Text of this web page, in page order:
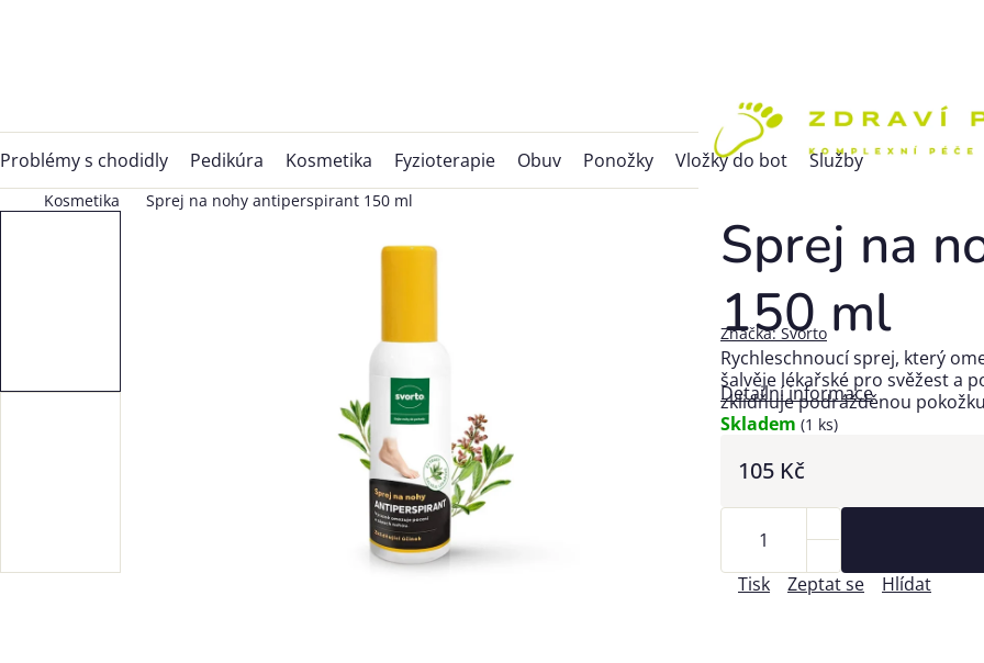
Problémy s chodidly Pedikúra Kosmetika Fyzioterapie Obuv Ponožky Vložky do bot Služby
Kosmetika Sprej na nohy antiperspirant 150 ml
Sprej na
150 ml
Značka:Svorto
105 Kč
Skladem (1 ks)
Rychleschnoucí sprej, který
šalvěje lékařské pro svěžest a
zklidňuje podrážděnou
Detailní informace
Tisk Zeptat se Hlídat